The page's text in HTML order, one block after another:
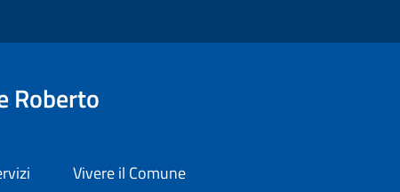
Roberto
Vivere il Comune